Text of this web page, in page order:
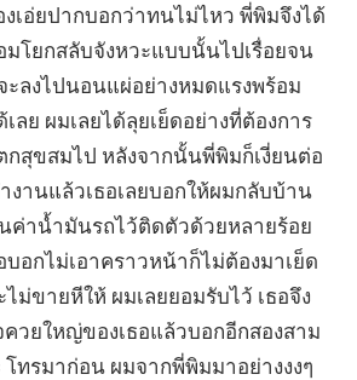
เอ่ยปากบอกว่าทนไม่ไหว พี่พิมจึงได้
มโยกสลับจังหวะแบบนั้นไปเรื่อยจน
ะลงไปนอนแผ่อย่างหมดแรงพร้อม
ลย ผมเลยได้ลุยเย็ดอย่างที่ต้องการ
สุขสมไป หลังจากนั้นพี่พิมก็เงี่ยนต่อ
งานแล้วเธอเลยบอกให้ผมกลับบ้าน
ค่าน้ำมันรถไว้ติดตัวด้วยหลายร้อย
บอกไม่เอาคราวหน้าก็ไม่ต้องมาเย็ด
ม่ขายหีให้ ผมเลยยอมรับไว้ เธอจึง
วยใหญ่ของเธอแล้วบอกอีกสองสาม
ทรมาก่อน ผมจากพี่พิมมาอย่างงงๆ